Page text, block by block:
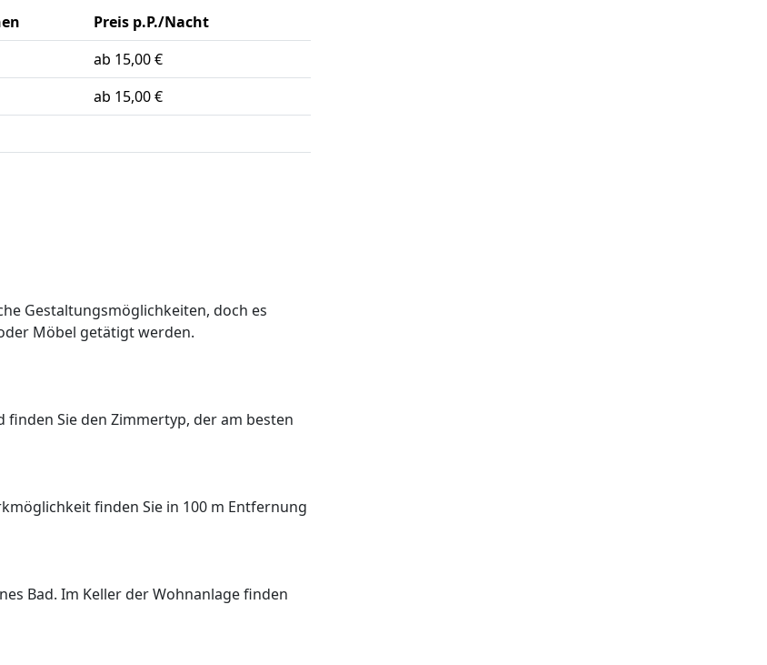
Preis p.P./Nacht
ab 15,00 €
ab 15,00 €
Gestaltungsmöglichkeiten, doch es
Möbel getätigt werden.
Sie den Zimmertyp, der am besten
finden Sie in 100 m Entfernung
Bad. Im Keller der Wohnanlage finden